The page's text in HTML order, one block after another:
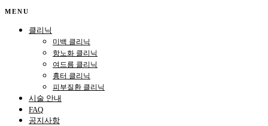
MENU
클리닉
미백 클리닉
항노화 클리닉
여드름 클리닉
흉터 클리닉
피부질환 클리닉
시술 안내
FAQ
공지사항